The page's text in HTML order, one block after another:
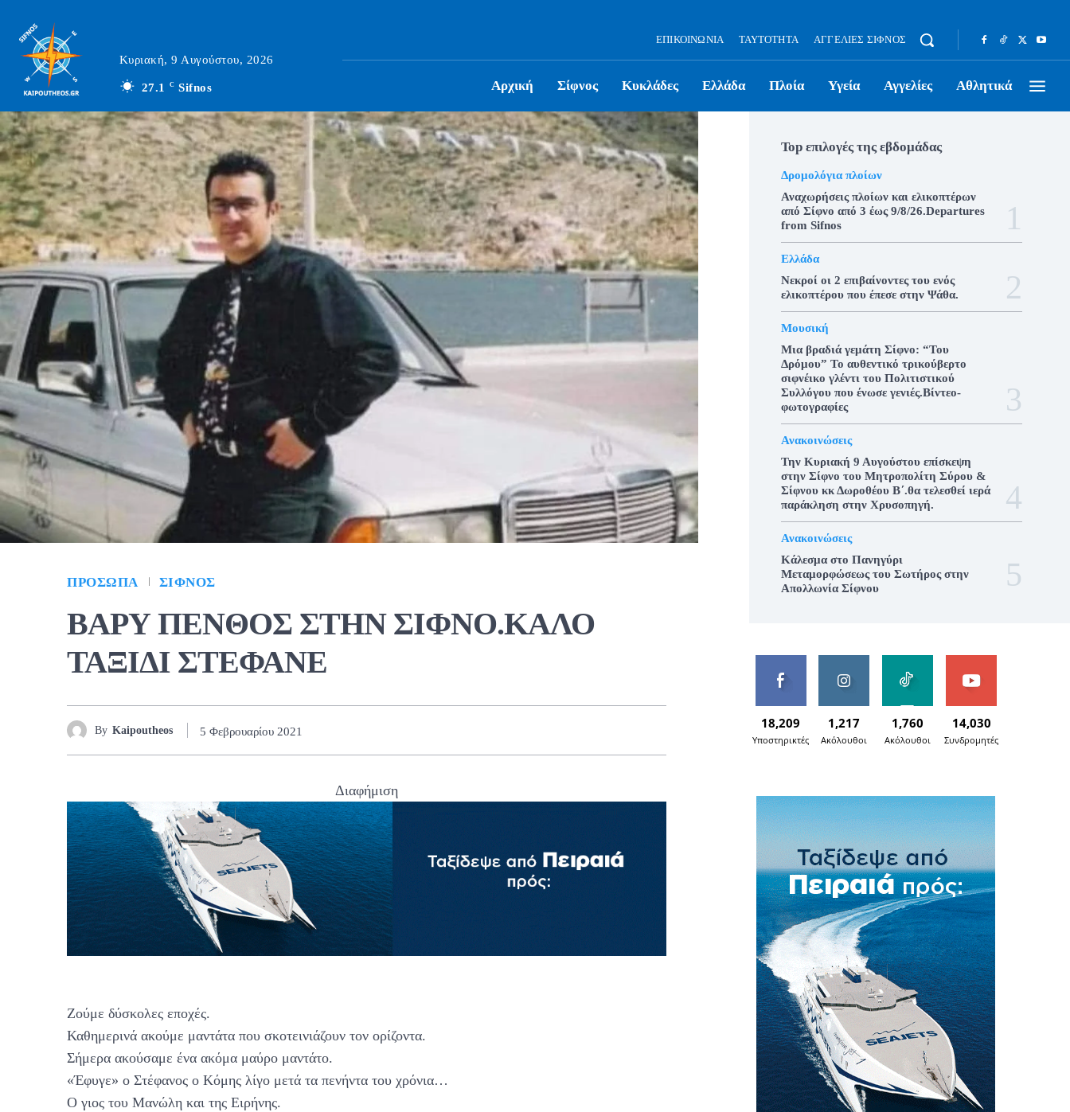
Κυριακή, 9 Αυγούστου, 2026
27.1 C Sifnos
ΕΠΙΚΟΙΝΩΝΊΑ ΤΑΥΤΌΤΗΤΑ ΑΓΓΕΛΊΕΣ ΣΊΦΝΟΣ
Αρχική Σίφνος Κυκλάδες Ελλάδα Πλοία Υγεία Αγγελίες Αθλητικά
ΠΡΌΣΩΠΑ ΣΊΦΝΟΣ
ΒΑΡΥ ΠΕΝΘΟΣ ΣΤΗΝ ΣΙΦΝΟ.ΚΑΛΟ
ΤΑΞΙΔΙ ΣΤΕΦΑΝΕ
By Kaipoutheos 5 Φεβρουαρίου 2021
Διαφήμιση
Ζούμε δύσκολες εποχές.
Καθημερινά ακούμε μαντάτα που σκοτεινιάζουν τον ορίζοντα.
Σήμερα ακούσαμε ένα ακόμα μαύρο μαντάτο.
«Έφυγε» ο Στέφανος ο Κόμης λίγο μετά τα πενήντα του χρόνια…
Ο γιος του Μανώλη και της Ειρήνης.
Top επιλογές της εβδομάδας
Δρομολόγια πλοίων
Αναχωρήσεις πλοίων και ελικοπτέρων
από Σίφνο από 3 έως 9/8/26.Departures
from Sifnos
Ελλάδα
Νεκροί οι 2 επιβαίνοντες του ενός
ελικοπτέρου που έπεσε στην Ψάθα.
Μουσική
Μια βραδιά γεμάτη Σίφνο: “Του
Δρόμου” Το αυθεντικό τρικούβερτο
σιφνέικο γλέντι του Πολιτιστικού
Συλλόγου που ένωσε γενιές.Βίντεο-
φωτογραφίες
Ανακοινώσεις
Την Κυριακή 9 Αυγούστου επίσκεψη
στην Σίφνο του Μητροπολίτη Σύρου &
Σίφνου κκ Δωροθέου Β΄.θα τελεσθεί ιερά
παράκληση στην Χρυσοπηγή.
Ανακοινώσεις
Κάλεσμα στο Πανηγύρι
Μεταμορφώσεως του Σωτήρος στην
Απολλωνία Σίφνου
18,209
Υποστηρικτές
1,217
Ακόλουθοι
1,760
Ακόλουθοι
14,030
Συνδρομητές